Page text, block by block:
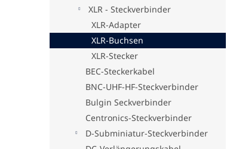
XLR - Steckverbinder
XLR-Adapter
XLR-Buchsen
XLR-Stecker
BEC-Steckerkabel
BNC-UHF-HF-Steckverbinder
Bulgin Seckverbinder
Centronics-Steckverbinder
D-Subminiatur-Steckverbinder